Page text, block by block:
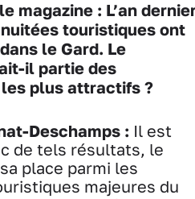
magazine : L’an
touristiques ont
le Gard. Le
il partie des
plus attractifs ?
Deschamps : Il est
de tels résultats, le
place parmi les
majeures du